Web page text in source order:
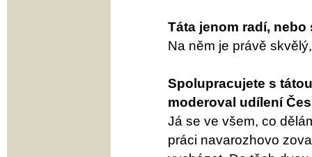
Táta jenom radí,
Na něm je právě
Spolupracujete s
moderoval udílení
Já se ve všem, co
práci navarozhovo